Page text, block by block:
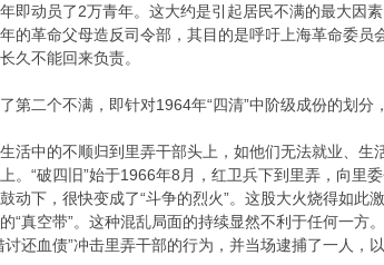
即动员了2万青年。这大约是引起居民不满的最大因
的革命父母造反司令部，其目的是呼吁上海革命委
久不能回来负责。
二个不满，即针对1964年“四清”中阶级成份的划分
中的不顺归到里弄干部头上，如他们无法就业、生
。“破四旧”始于1966年8月，红卫兵下到里弄，向里
动下，很快变成了“斗争的烈火”。这股大火烧得如
“真空带”。这种混乱局面的持续显然不利于任何一
还血债”冲击里弄干部的行为，并当场逮捕了一人，